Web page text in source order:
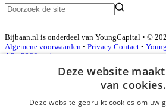
Bijbaan.nl is onderdeel van YoungCapital • ©
Algemene voorwaarden • Privacy Contact •
4.3 - 3366 reviews
Inloggen als bedrijf
Deze website
van cookies.
Deze website gebruikt cookies om uw